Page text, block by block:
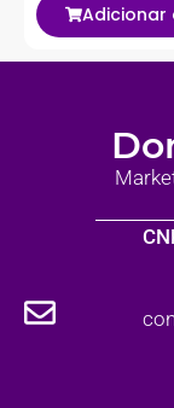
Adicionar